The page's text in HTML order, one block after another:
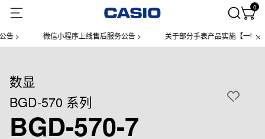
0
> 微信小程序上线售后服务公告 > 关于部分手表产品实施【一物一码
数显
BGD-570 系列
BGD-570-7